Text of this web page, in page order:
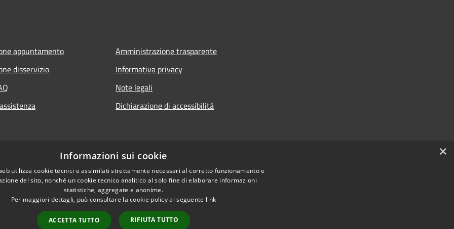
appuntamento
disservizio
Amministrazione trasparente
Informativa privacy
Note legali
Dichiarazione di accessibilità
×
Informazioni sui cookie
utilizza cookie tecnici e assimilati strettamente necessari al corretto funzionamento e
del sito, nonché un cookie tecnico analitico al solo fine di elaborare informazioni
statistiche, aggregate e anonime.
Per maggiori dettagli, può consultare la cookie policy al seguente link
ACCETTA TUTTO RIFIUTA TUTTO